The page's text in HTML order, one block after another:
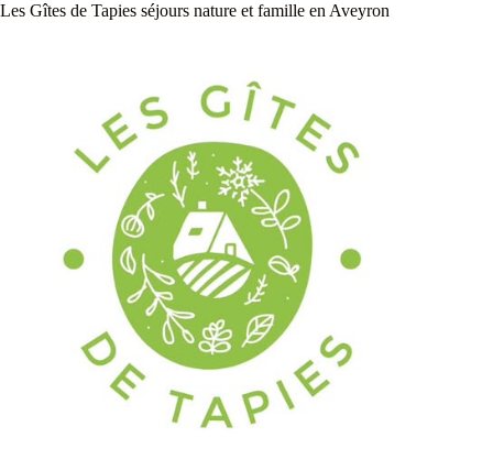
Les Gîtes de Tapies séjours nature et famille en Aveyron